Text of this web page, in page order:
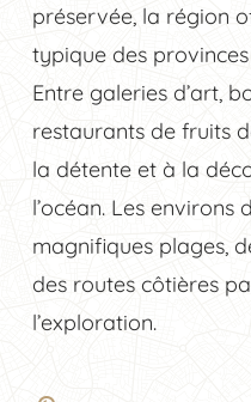
préservée, la région
typique des
Entre galeries d’art,
restaurants de fruits
la détente et à la
l’océan. Les
magnifiques plages,
des routes côtières
l’exploration.